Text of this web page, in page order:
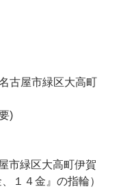
屋市緑区大高町
)
市緑区大高町伊賀
１４金』の指輪）